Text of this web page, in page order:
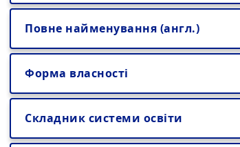
Повне найменування (англ.)
Форма власності
Складник системи освіти